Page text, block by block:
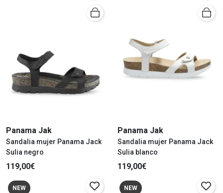
Panama Jak
Sandalia mujer Panama Jack
Sulia negro
119,00€
Panama Jak
Sandalia mujer Panama Jack
Sulia blanco
119,00€
NEW NEW